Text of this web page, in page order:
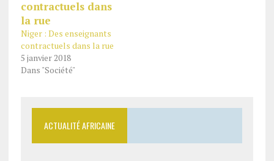
Niger : Des enseignants
contractuels dans la rue
5 janvier 2018
Dans "Société"
ACTUALITÉ AFRICAINE